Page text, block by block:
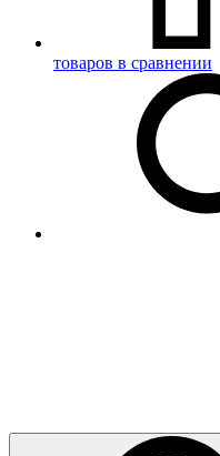
товаров в сравнении